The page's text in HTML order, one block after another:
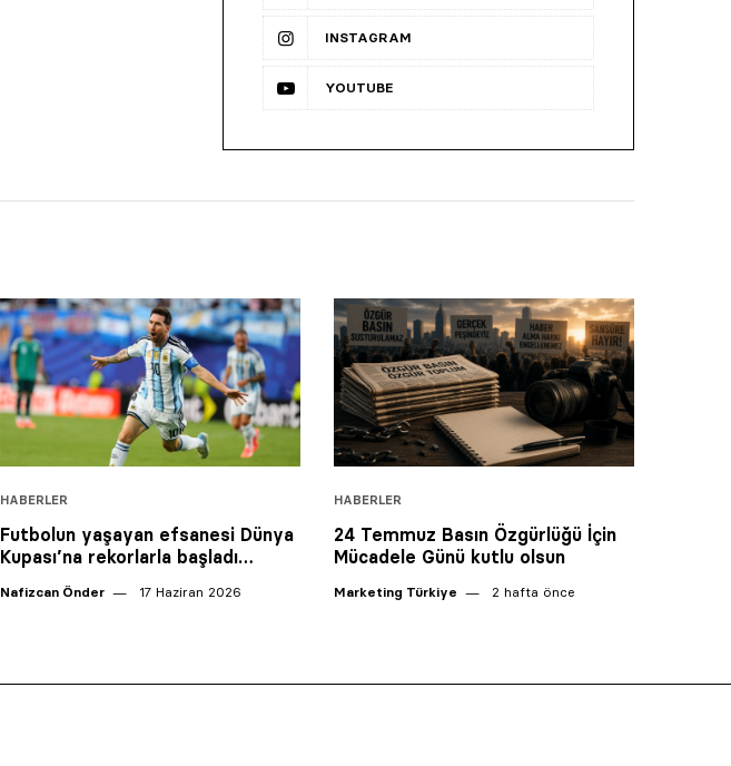
INSTAGRAM
YOUTUBE
HABERLER
Futbolun yaşayan efsanesi Dünya
Kupası’na rekorlarla başladı…
Nafizcan Önder 17 Haziran 2026
HABERLER
24 Temmuz Basın Özgürlüğü İçin
Mücadele Günü kutlu olsun
Marketing Türkiye 2 hafta önce